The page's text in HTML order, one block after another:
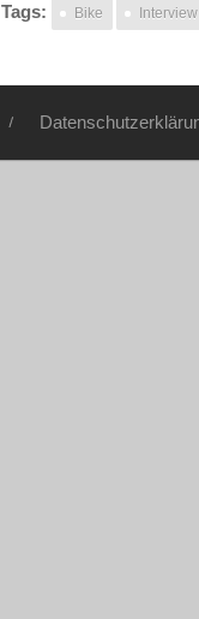
Tags: Bike Interview